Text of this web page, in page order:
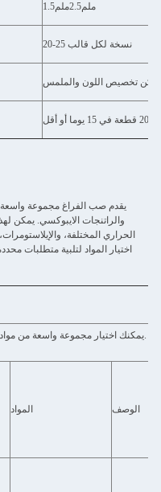
1.5ملم2.5ملم
20-25 نسخة لكل قالب
يمكن تخصيص اللون والملمس
يقدم صب الفراغ مجموعة واسعة
الحراري المختلفة،
اختيار المواد لتلبية متطلبات
يمكنك اختيار مجموعة واسعة من مواد الصب الفراغ اعتمادا على خصوصيات مشروعك.
المواد الوصف